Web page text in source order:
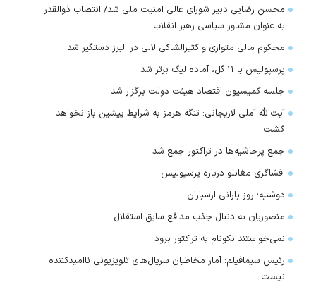
محسن رضایی دبیر شورای عالی امنیت ملی شد/ انتصاب ذوالقدر
به عنوان مشاور سیاسی رهبر انقلاب
محکوم مالی متواری و کثیرالشاکی لالی در البرز دستگیر شد
پرسپولیس با ۱۱ گل، آماده لیگ برتر شد
جلسه کمیسیون اقتصاد هیئت دولت برگزار شد
آیت‌الله آملی لاریجانی: تنگه هرمز به شرایط پیشین باز نخواهد
گشت
جمع پرحاشیه‌ها در تراکتور جمع شد
افشاگری مغانلو درباره پرسپولیس
دوشنبه؛ روز بارانی ارسباران
منصوریان به دنبال جذب مدافع سابق استقلال
‌نمی‌خواستند نکونام به تراکتور برود
رئیس سیمافیلم: آمار مخاطبان سریال‌های تلویزیونی ناامیدکننده
نیست